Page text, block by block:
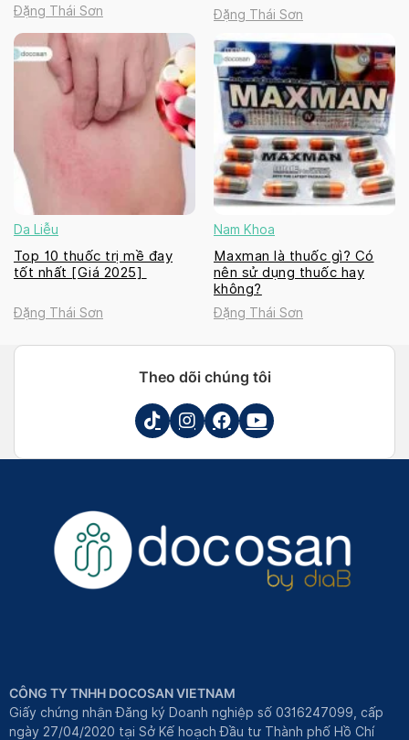
Đặng Thái Sơn Đặng Thái Sơn
Da Liễu
Top 10 thuốc trị mề đay
tốt nhất [Giá 2025]
Đặng Thái Sơn
Nam Khoa
Maxman là thuốc gì? Có
nên sử dụng thuốc hay
không?
Đặng Thái Sơn
Theo dõi chúng tôi
CÔNG TY TNHH DOCOSAN VIETNAM
Giấy chứng nhận Đăng ký Doanh nghiệp số 0316247099, cấp
ngày 27/04/2020 tại Sở Kế hoạch Đầu tư Thành phố Hồ Chí